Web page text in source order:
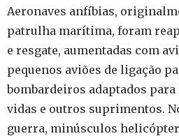
Aeronaves anfíbias,
patrulha marítima, foram
e resgate, aumentadas com
pequenos aviões de ligação
bombardeiros adaptados
vidas e outros suprimentos.
guerra, minúsculos